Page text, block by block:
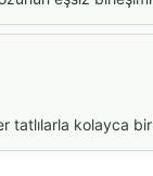
tatlılarla kolayca